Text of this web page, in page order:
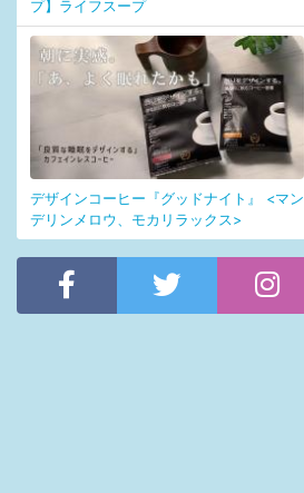
プ】ライフスープ
デザインコーヒー『グッドナイト』 <マン
デリンメロウ、モカリラックス>